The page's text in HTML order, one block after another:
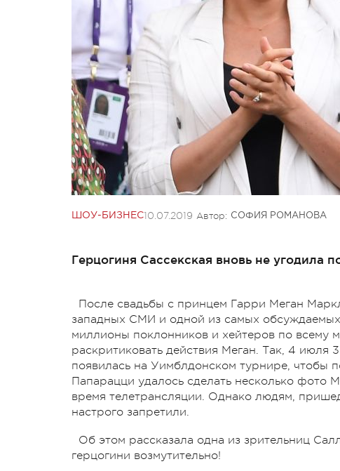
ШОУ-БИЗНЕС10.07.2019 Автор: СОФИЯ РОМАНОВА
Герцогиня Сассекская вновь не угодила
После свадьбы с принцем Гарри Меган
западных СМИ и одной из самых
миллионы поклонников и хейтеров по всему
раскритиковать действия Меган. Так, 4 июля
появилась на Уимблдонском турнире, чтобы
Папарацци удалось сделать несколько фото
время телетрансляции. Однако людям,
настрого запретили.
Об этом рассказала одна из зрительниц
герцогини возмутительно!